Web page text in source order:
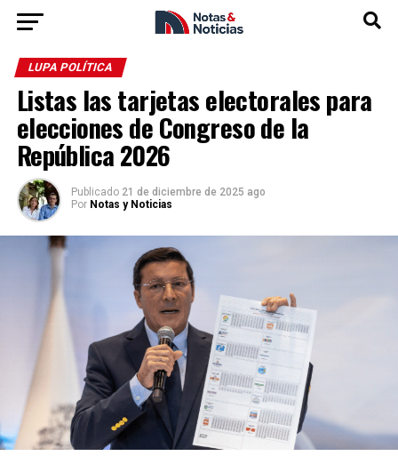
LUPA POLÍTICA
Listas las tarjetas electorales para
elecciones de Congreso de la
República 2026
Publicado 21 de diciembre de 2025 ago
Por Notas y Noticias